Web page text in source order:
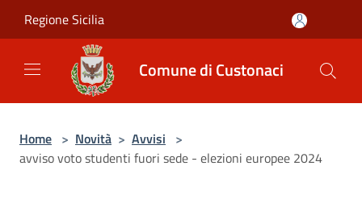
Regione Sicilia
Comune di Custonaci
Home > Novità > Avvisi >
avviso voto studenti fuori sede - elezioni europee 2024